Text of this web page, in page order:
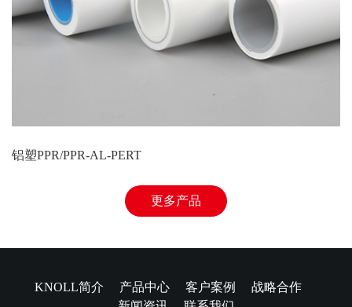
铝塑PPR/PPR-AL-PERT
更多产品
KNOLL简介 产品中心 客户案例
战略合作